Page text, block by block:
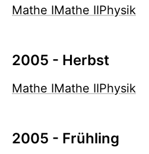
Mathe IMathe IIPhysik
2005 - Herbst
Mathe IMathe IIPhysik
2005 - Frühling